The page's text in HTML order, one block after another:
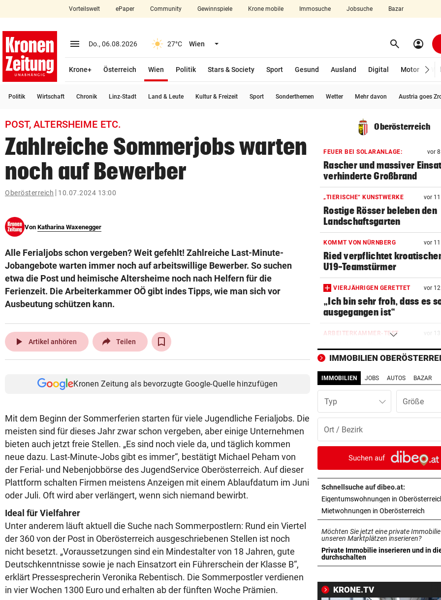
closeSchließen
account_circle Anmelden
arrow_right
bookmark
search
Suchbegriff
eingeben
© Krone Multimedia GmbH & Co KG 2026
Vorteilswelt ePaper Community Gewinnspiele Krone mobile Immosuche Jobsuche Bazar
menu Menü aufklappen
Do., 06.08.2026 27°C Wien Menü aufklappen search Suchen
account_circle
Krone+ Österreich Wien
Politik
Stars & Society Sport Gesund Ausland Digital Motor
Politik Wirtschaft Chronik Linz-Stadt Land & Leute Kultur & Freizeit Sport Sonderthemen Wetter Mehr davon Austria goes
POST, ALTERSHEIME ETC.
Zahlreiche Sommerjobs warten
noch auf Bewerber
Oberösterreich 10.07.2024 13:00
Von Katharina Waxenegger
Alle Ferialjobs schon vergeben? Weit gefehlt! Zahlreiche Last-Minute-
Jobangebote warten immer noch auf arbeitswillige Bewerber. So suchen
etwa die Post und heimische Altersheime noch nach Helfern für die
Ferienzeit. Die Arbeiterkammer OÖ gibt indes Tipps, wie man sich vor
Ausbeutung schützen kann.
play_arrow Artikel anhören Teilen
Kronen Zeitung als bevorzugte Google-Quelle hinzufügen
Mit dem Beginn der Sommerferien starten für viele Jugendliche Ferialjobs. Die
meisten sind für dieses Jahr zwar schon vergeben, aber einige Unternehmen
bieten auch jetzt freie Stellen. „Es sind noch viele da, und täglich kommen
neue dazu. Last-Minute-Jobs gibt es immer“, bestätigt Michael Peham von
der Ferial- und Nebenjobbörse des JugendService Oberösterreich. Auf dieser
Plattform schalten Firmen meistens Anzeigen mit einem Ablaufdatum im Juni
oder Juli. Oft wird aber verlängert, wenn sich niemand bewirbt.
Ideal für Vielfahrer
Unter anderem läuft aktuell die Suche nach Sommerpostlern: Rund ein Viertel
der 360 von der Post in Oberösterreich ausgeschriebenen Stellen ist noch
nicht besetzt. „Voraussetzungen sind ein Mindestalter von 18 Jahren, gute
Deutschkenntnisse sowie je nach Einsatzort ein Führerschein der Klasse B“,
erklärt Pressesprecherin Veronika Rebentisch. Die Sommerpostler verdienen
in vier Wochen 1300 Euro und erhalten ab der fünften Woche Prämien.
Oberösterreich
FEUER BEI SOLARANLAGE: vor
Rascher und massiver
verhinderte Großbrand
„TIERISCHE“ KUNSTWERKE vor
Rostige Rösser beleben den
Landschaftsgarten
KOMMT VON NÜRNBERG vor
Ried verpflichtet
U19-Teamstürmer
VIERJÄHRIGEN GERETTET vor
„Ich bin sehr froh, dass es
ausgegangen ist“
ARBEITERKAMMER-TEST vor
Luftkühler ließen
sogar noch steigen
16-JÄHRIGER ATTACKIERT vor 14
Mordversuch vor Heim:
hatte Riesenglück“
vor
beladen werden
WASSERSTAND ZU NIEDRIG vor
Voestalpine hat
Donau eingestellt
OFT WENIGER GESCHÄFT vor 16
Wirte mit Hitze-Einbußen:
liegen am See“
NEUER TAXIVERMITTLER
nach Linz bringt
IMMOBILIEN
IMMOBILIEN JOBS AUTOS BAZAR
Typ
Suchen auf
Schnellsuche auf dibeo.at:
Eigentumswohnungen in
Mietwohnungen in Oberösterreich
Möchten Sie jetzt eine private
unseren Marktplätzen inserieren?
Private Immobilie inserieren und in
durchschalten
in neuem Tab öffnen
KRONE.TV